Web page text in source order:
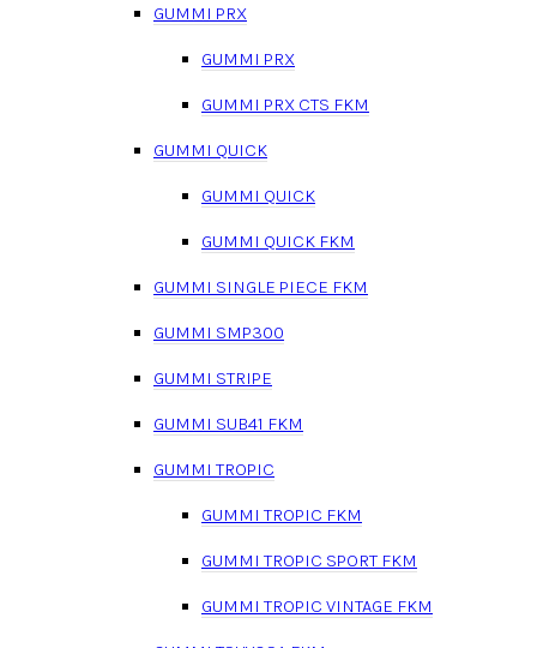
GUMMI PRX
GUMMI PRX
GUMMI PRX CTS FKM
GUMMI QUICK
GUMMI QUICK
GUMMI QUICK FKM
GUMMI SINGLE PIECE FKM
GUMMI SMP300
GUMMI STRIPE
GUMMI SUB41 FKM
GUMMI TROPIC
GUMMI TROPIC FKM
GUMMI TROPIC SPORT FKM
GUMMI TROPIC VINTAGE FKM